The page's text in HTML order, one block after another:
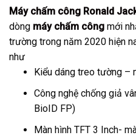
Máy chấm công Ronald Jack
dòng máy chấm công mới
trường trong năm 2020 hiện
như
Kiểu dáng treo tường –
Công nghệ chống giả
BioID FP)
Màn hình TFT 3 Inch-